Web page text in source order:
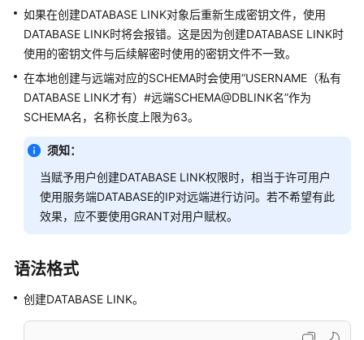
指
南
（集
式
_V2.0-
8.x）
数
据
库
述
数
据
如果在创建DATABASE LINK对象后重新生成密钥文件，使用
DATABASE LINK时将会报错。这是因为创建DATABASE LINK时
使用的密钥文件与后续解密时使用的密钥文件不一致。
在本地创建与远端对应的SCHEMA时会使用“USERNAME（私有
DATABASE LINK才有）#远端SCHEMA@DBLINK名”作为
SCHEMA名，名称长度上限为63。
须知：
当赋予用户创建DATABASE LINK权限时，相当于许可用户
使用服务端DATABASE的IP对远端进行访问。若不希望有此
效果，应不要使用GRANT对用户赋权。
语法格式
创建DATABASE LINK。